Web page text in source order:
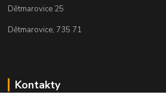
Dětmarovice 25
Dětmarovice, 735 71
Kontakty